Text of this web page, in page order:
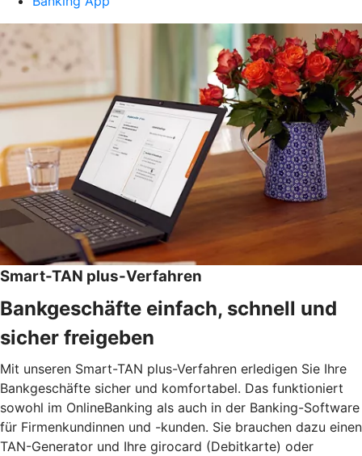
Smart-TAN plus-Verfahren
Bankgeschäfte einfach, schnell und
sicher freigeben
Mit unseren Smart-TAN plus-Verfahren erledigen Sie Ihre
Bankgeschäfte sicher und komfortabel. Das funktioniert
sowohl im OnlineBanking als auch in der Banking-Software
für Firmenkundinnen und -kunden. Sie brauchen dazu einen
TAN-Generator und Ihre girocard (Debitkarte) oder